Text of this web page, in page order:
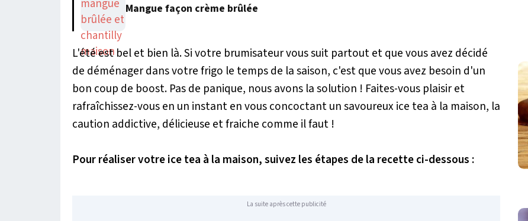
Mangue façon crème brûlée
L'été est bel et bien là. Si votre brumisateur vous suit partout et que vous avez décidé
de déménager dans votre frigo le temps de la saison, c'est que vous avez besoin d'un
bon coup de boost. Pas de panique, nous avons la solution ! Faites-vous plaisir et
rafraîchissez-vous en un instant en vous concoctant un savoureux ice tea à la maison, la
caution addictive, délicieuse et fraiche comme il faut !
Pour réaliser votre ice tea à la maison, suivez les étapes de la recette ci-dessous :
La suite après cette publicité